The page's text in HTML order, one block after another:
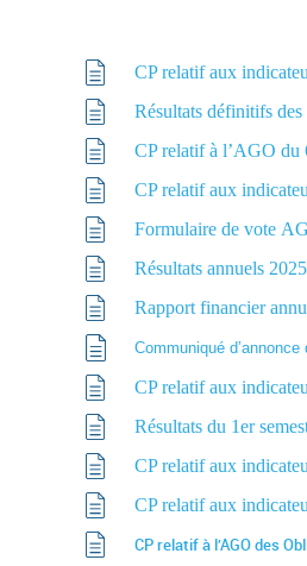
CP relatif aux
Résultats définitifs
CP relatif à l’AGO du
CP relatif aux
Formulaire de vote
Résultats annuels
Rapport financier
Communiqué
CP relatif aux
Résultats du 1er
CP relatif aux
CP relatif aux
CP relatif à l’AGO des